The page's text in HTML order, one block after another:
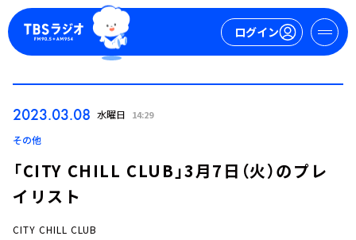
ログイン
2023.03.08 水曜日 14:29
その他
「CITY CHILL CLUB」3月7日（火）のプレ
イリスト
CITY CHILL CLUB